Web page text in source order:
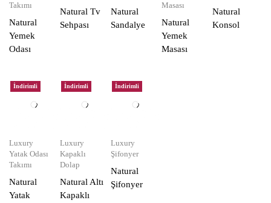
Takımı
Natural
Yemek
Odası
Natural Tv
Sehpası
Natural
Sandalye
Masası
Natural
Yemek
Masası
Natural
Konsol
İndirimli
Luxury
Yatak Odası
Takımı
Natural
Yatak
İndirimli
Luxury
Kapaklı
Dolap
Natural Altı
Kapaklı
İndirimli
Luxury
Şifonyer
Natural
Şifonyer